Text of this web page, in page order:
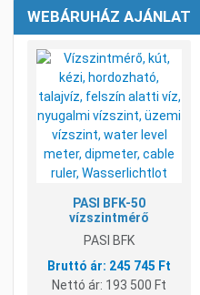
WEBÁRUHÁZ AJÁNLAT
PASI BFK-50
vízszintmérő
PASI BFK
245 745 Ft
Nettó ár: 193 500 Ft